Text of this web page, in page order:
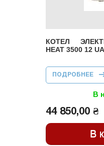
КОТЕЛ
HEAT 3500 12
44 850,00 ₴
В
ПОДРОБНЕЕ